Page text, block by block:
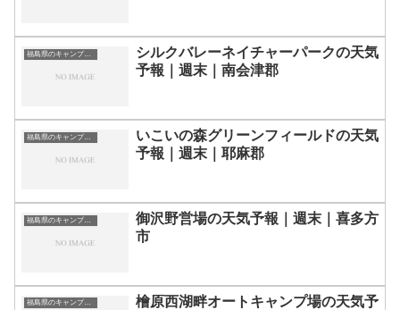
福島県のキャンプ場一覧
シルクバレーネイチャーパークの天気
予報｜週末｜南会津郡
福島県のキャンプ場一覧
いこいの森グリーンフィールドの天気
予報｜週末｜耶麻郡
福島県のキャンプ場一覧
御沢野営場の天気予報｜週末｜喜多方
市
福島県のキャンプ場一覧
檜原西湖畔オートキャンプ場の天気予